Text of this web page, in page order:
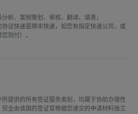
析、案例策划、审核、翻译、填表；
议快递是顺丰快递，如您有指定快递公司，或
到付）。
提供的所有签证服务类别，均属于协助办理性
全由该国的签证官根据您递交的申请材料独立